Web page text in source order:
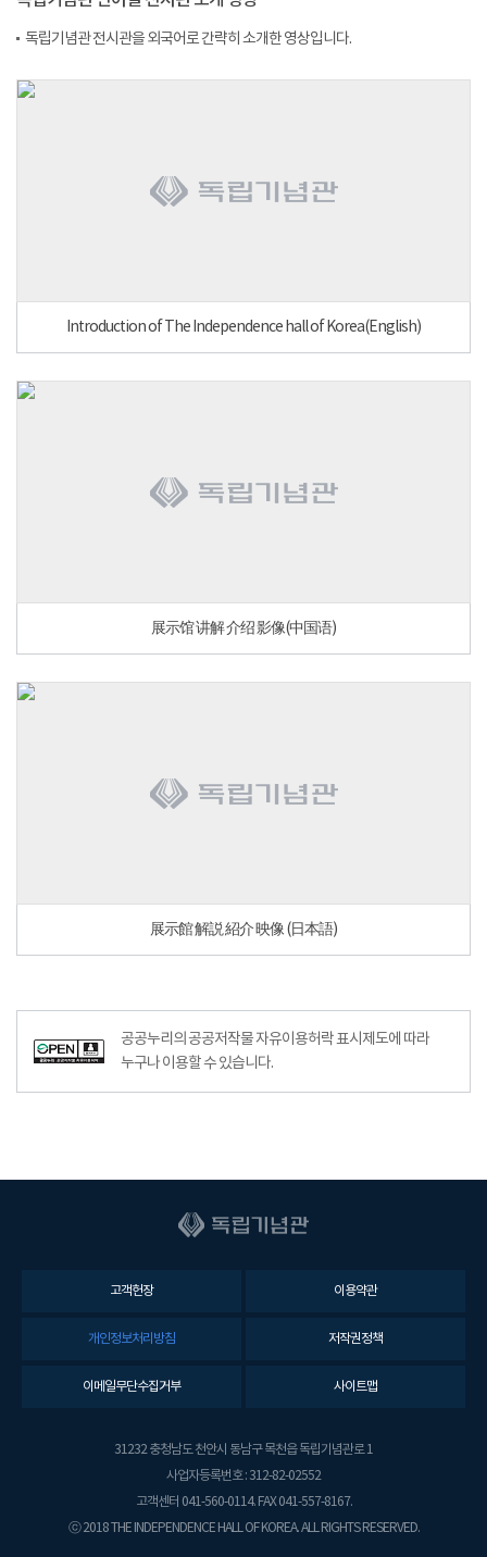
독립기념관 전시관을 외국어로 간략히 소개한 영상입니다.
Introduction of The Independence hall of Korea(English)
展示馆 讲解 介绍 影像(中国语)
展示館 解説 紹介 映像 (日本語)
공공누리공공저작물자유이용허락–출처표시이미지
공공누리의 공공저작물 자유이용허락 표시제도에 따라
누구나 이용할 수 있습니다.
고객헌장 이용약관
개인정보처리방침 저작권정책
이메일무단수집거부 사이트맵
31232 충청남도 천안시 동남구 목천읍 독립기념관로 1
사업자등록번호 : 312-82-02552
고객센터 041-560-0114. FAX 041-557-8167.
ⓒ 2018 THE INDEPENDENCE HALL OF KOREA. ALL RIGHTS RESERVED.